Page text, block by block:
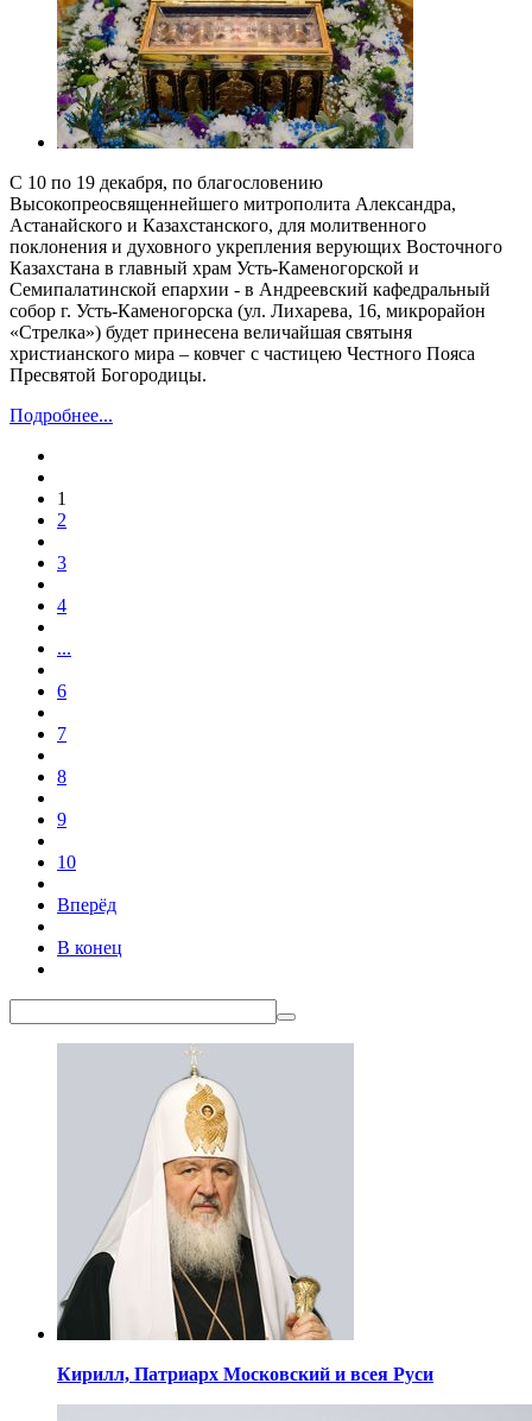
С 10 по 19 декабря, по благословению
Высокопреосвященнейшего митрополита Александра,
Астанайского и Казахстанского, для молитвенного
поклонения и духовного укрепления верующих Восточного
Казахстана в главный храм Усть-Каменогорской и
Семипалатинской епархии - в Андреевский кафедральный
собор г. Усть-Каменогорска (ул. Лихарева, 16, микрорайон
«Стрелка») будет принесена величайшая святыня
христианского мира – ковчег с частицею Честного Пояса
Пресвятой Богородицы.
Подробнее...
1
2
3
4
...
6
7
8
9
10
Вперёд
В конец
Кирилл, Патриарх Московский и всея Руси